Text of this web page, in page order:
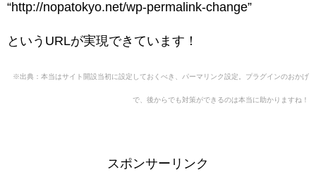
“http://nopatokyo.net/wp-permalink-change”
というURLが実現できています！
※出典：本当はサイト開設当初に設定しておくべき、パーマリンク設定。プラグインのおかげ
で、後からでも対策ができるのは本当に助かりますね！
スポンサーリンク